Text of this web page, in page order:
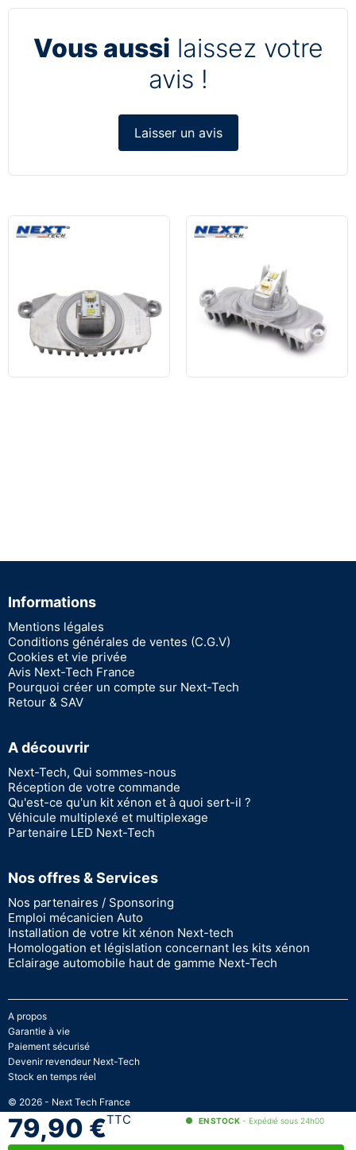
79,90 €TTC EN STOCK - Expédié sous 24h00
Vous aussi laissez votre
avis !
Laisser un avis
Informations
Mentions légales
Conditions générales de ventes (C.G.V)
Cookies et vie privée
Avis Next-Tech France
Pourquoi créer un compte sur Next-Tech
Retour & SAV
A découvrir
Next-Tech, Qui sommes-nous
Réception de votre commande
Qu'est-ce qu'un kit xénon et à quoi sert-il ?
Véhicule multiplexé et multiplexage
Partenaire LED Next-Tech
Nos offres & Services
Nos partenaires / Sponsoring
Emploi mécanicien Auto
Installation de votre kit xénon Next-tech
Homologation et législation concernant les kits xénon
Eclairage automobile haut de gamme Next-Tech
A propos
Garantie à vie
Paiement sécurisé
Devenir revendeur Next-Tech
Stock en temps réel
© 2026 - Next Tech France